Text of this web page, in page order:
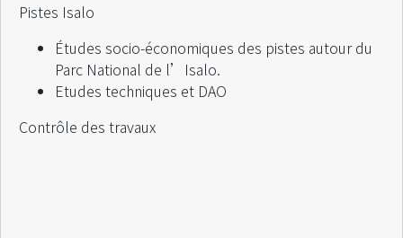
Pistes Isalo
Études socio-économiques des pistes autour du
Parc National de l’Isalo.
Etudes techniques et DAO
Contrôle des travaux